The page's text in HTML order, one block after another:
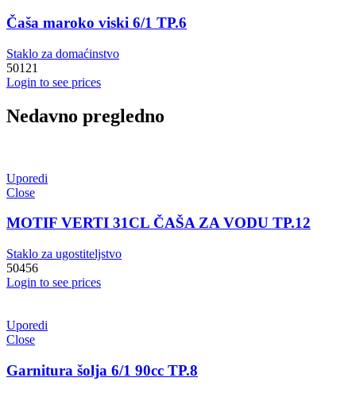
Čaša maroko viski 6/1 TP.6
Staklo za domaćinstvo
50121
Login to see prices
Nedavno pregledno
Uporedi
Close
MOTIF VERTI 31CL ČAŠA ZA VODU TP.12
Staklo za ugostiteljstvo
50456
Login to see prices
Uporedi
Close
Garnitura šolja 6/1 90cc TP.8